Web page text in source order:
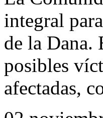
integral
de la Dana.
posibles
afectadas,